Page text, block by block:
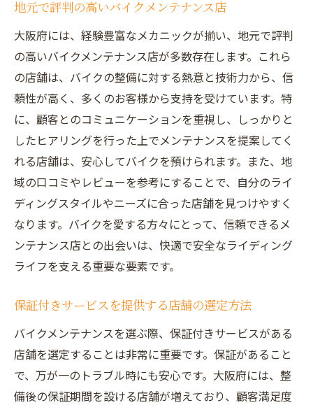
地元で評判の高いバイクメンテナンス店
大阪府には、経験豊富なメカニックが揃い、地元で評判
の高いバイクメンテナンス店が多数存在します。これら
の店舗は、バイクの整備に対する熱意と技術力から、信
頼性が高く、多くのお客様から支持を受けています。特
に、顧客とのコミュニケーションを重視し、しっかりと
したヒアリングを行った上でメンテナンスを提案してく
れる店舗は、安心してバイクを預けられます。また、地
域の口コミやレビューを参考にすることで、自分のライ
ディングスタイルやニーズに合った店舗を見つけやすく
なります。バイクを愛する方々にとって、信頼できるメ
ンテナンス店との出会いは、快適で安全なライディング
ライフを支える重要な要素です。
保証付きサービスを提供する店舗の選定方法
バイクメンテナンスを選ぶ際、保証付きサービスがある
店舗を選定することは非常に重要です。保証があること
で、万が一のトラブル時にも安心です。大阪府には、整
備後の保証期間を設ける店舗が増えており、顧客満足度